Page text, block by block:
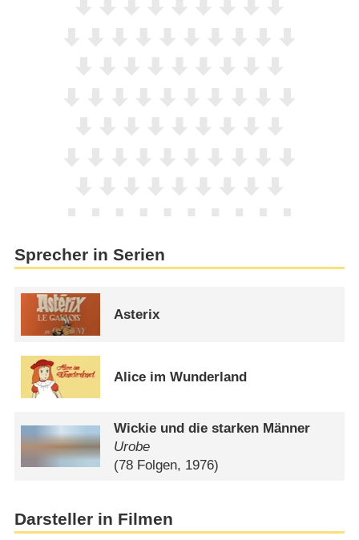
Sprecher in Serien
Asterix
Alice im Wunderland
Wickie und die starken Männer
Urobe
(78 Folgen, 1976)
Darsteller in Filmen